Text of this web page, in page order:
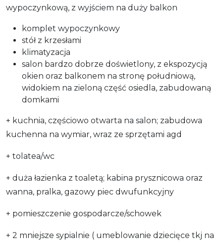
wypoczynkową, z wyjściem na duży balkon
komplet wypoczynkowy
stół z krzesłami
klimatyzacja
salon bardzo dobrze doświetlony, z ekspozycją
okien oraz balkonem na stronę południową,
widokiem na zieloną część osiedla, zabudowaną
domkami
+ kuchnia, częściowo otwarta na salon; zabudowa
kuchenna na wymiar, wraz ze sprzętami agd
+ tolatea/wc
+ duża łazienka z toaletą; kabina prysznicowa oraz
wanna, pralka, gazowy piec dwufunkcyjny
+ pomieszczenie gospodarcze/schowek
+ 2 mniejsze sypialnie ( umeblowanie dziecięce tkj na